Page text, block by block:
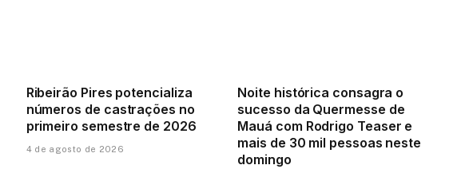
Ribeirão Pires potencializa
números de castrações no
primeiro semestre de 2026
4 de agosto de 2026
Noite histórica consagra o
sucesso da Quermesse de
Mauá com Rodrigo Teaser e
mais de 30 mil pessoas neste
domingo